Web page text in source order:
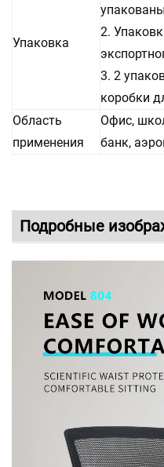
Упаковка
2.
3. 2
коробки
Область
применения
Офис,
банк,
Подробные